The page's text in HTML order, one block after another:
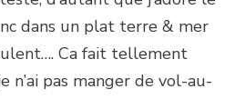
dans un plat terre & mer
Ca fait tellement
n’ai pas manger de vol-au-